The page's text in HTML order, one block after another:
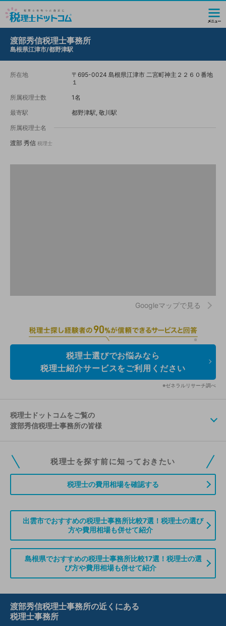
渡部秀信税理士事務所
島根県江津市/都野津駅
所在地
〒695-0024 島根県江津市 二宮町神主２２６０番地
１
所属税理士数
1名
最寄駅
都野津駅, 敬川駅
所属税理士名
渡部 秀信 税理士
Googleマップで見る
税理士選びでお悩みなら
税理士紹介サービスをご利用ください
※ゼネラルリサーチ調べ
税理士ドットコムをご覧の
渡部秀信税理士事務所の皆様
税理士ドットコムの無料会員にご登録いただくと、貴事務所の情報を編集し
ていただくことができます。また、税理士をお探しの方との接点をご提供す
無料登録のご案内はこちら
税理士を探す前に知っておきたい
税理士の費用相場を確認する
出雲市でおすすめの税理士事務所比較7選！税理士の選び
方や費用相場も併せて紹介
島根県でおすすめの税理士事務所比較17選！税理士の選
び方や費用相場も併せて紹介
渡部秀信税理士事務所の近くにある
税理士事務所